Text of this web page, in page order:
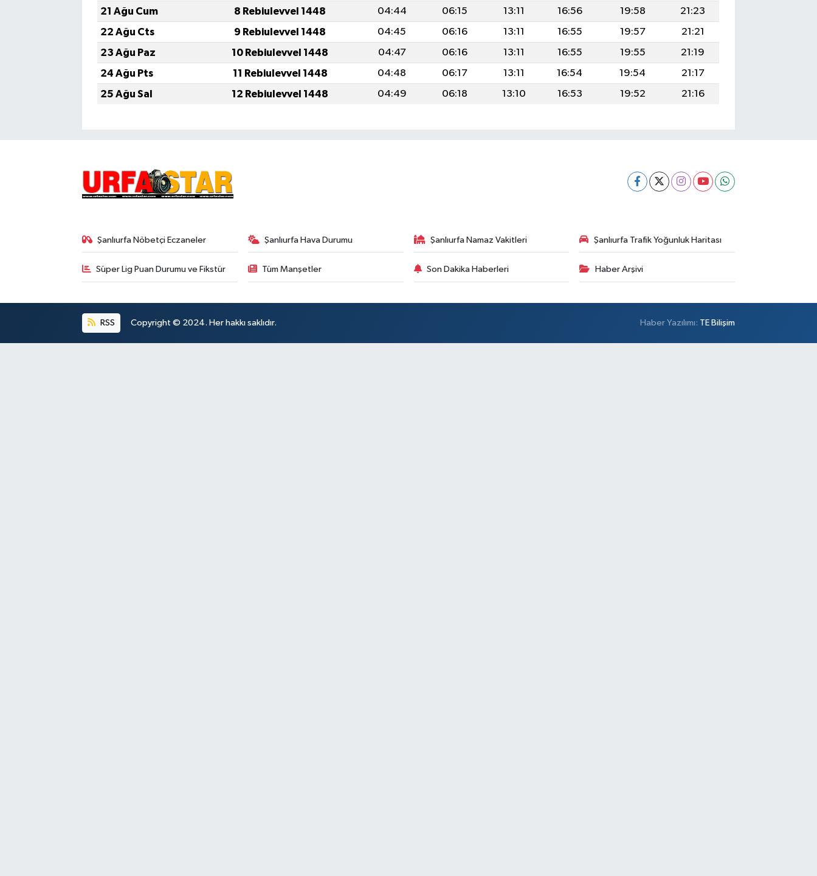
21 Ağu Cum
8 Rebiulevvel 1448 04:44 06:15 13:11 16:56 19:58
21:23
22 Ağu Cts
9 Rebiulevvel 1448 04:45 06:16 13:11 16:55 19:57
21:21
23 Ağu Paz
10 Rebiulevvel 1448 04:47 06:16 13:11 16:55 19:55
21:19
24 Ağu Pts
11 Rebiulevvel 1448 04:48 06:17 13:11 16:54 19:54
21:17
25 Ağu Sal
12 Rebiulevvel 1448 04:49 06:18 13:10 16:53 19:52 21:16
Şanlıurfa Nöbetçi Eczaneler Şanlıurfa Hava Durumu Şanlıurfa Namaz Vakitleri Şanlıurfa Trafik Yoğunluk Haritası
Süper Lig Puan Durumu ve Fikstür Tüm Manşetler Son Dakika Haberleri Haber Arşivi
RSS Copyright © 2024. Her hakkı saklıdır. Haber Yazılımı: TE Bilişim